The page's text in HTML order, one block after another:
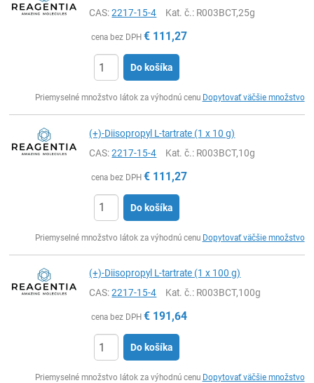
CAS:2217-15-4 Kat. č.: R003BCT,25g
cena bez DPH € 111,27
Do košíka
Priemyselné množstvo látok za výhodnú cenu Dopytovať väčšie množstvo
(+)-Diisopropyl L-tartrate (1 x 10 g)
CAS:2217-15-4 Kat. č.: R003BCT,10g
cena bez DPH € 111,27
Do košíka
Priemyselné množstvo látok za výhodnú cenu Dopytovať väčšie množstvo
(+)-Diisopropyl L-tartrate (1 x 100 g)
CAS:2217-15-4 Kat. č.: R003BCT,100g
cena bez DPH € 191,64
Do košíka
Priemyselné množstvo látok za výhodnú cenu Dopytovať väčšie množstvo